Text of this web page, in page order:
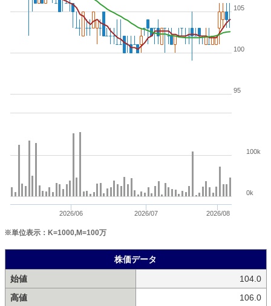
2026/06 2026/07 2026/08
95
100
105
0k
100k
※単位表示：K=1000,M=100万
株価データ
始値
104.0
高値
106.0